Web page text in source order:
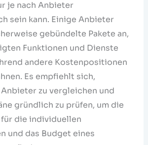
je nach Anbieter
sein kann. Einige Anbieter
gebündelte Pakete an,
Funktionen und Dienste
andere Kostenpositionen
Es empfiehlt sich,
zu vergleichen und
gründlich zu prüfen, um die
die individuellen
und das Budget eines